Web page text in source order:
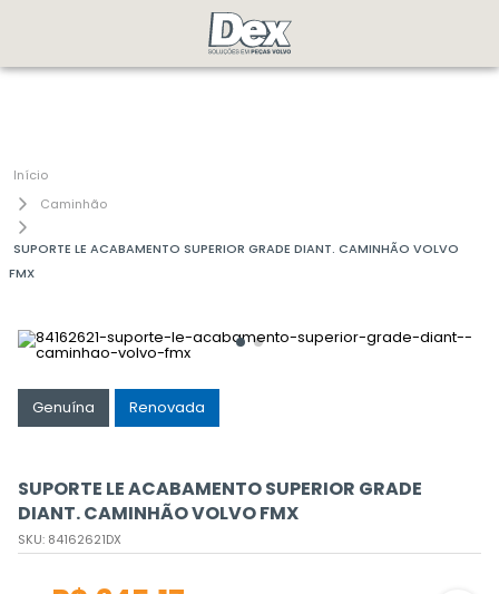
Caminhão
SUPORTE LE ACABAMENTO SUPERIOR GRADE DIANT. CAMINHÃO VOLVO
FMX
Genuína Renovada
SUPORTE LE ACABAMENTO SUPERIOR GRADE
DIANT. CAMINHÃO VOLVO FMX
SKU: 84162621DX